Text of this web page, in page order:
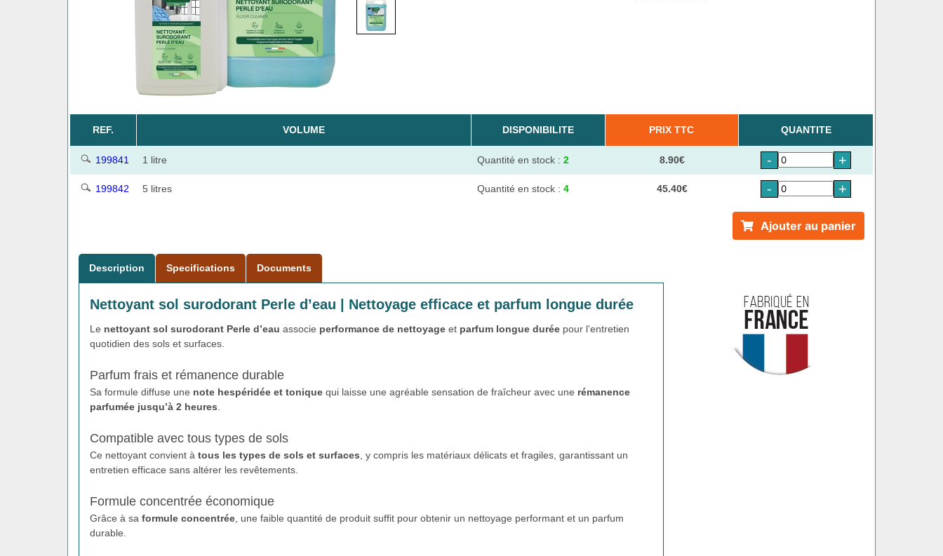
REF. VOLUME DISPONIBILITE PRIX TTC QUANTITE
199841 1 litre Quantité en stock : 2 8.90€ - +
199842 5 litres Quantité en stock : 4 45.40€ - +
Ajouter au panier
Description Specifications Documents
Nettoyant sol surodorant Perle d’eau | Nettoyage efficace et parfum longue durée
Le nettoyant sol surodorant Perle d’eau associe performance de nettoyage et parfum longue durée pour l’entretien
quotidien des sols et surfaces.
Parfum frais et rémanence durable
Sa formule diffuse une note hespéridée et tonique qui laisse une agréable sensation de fraîcheur avec une rémanence
parfumée jusqu’à 2 heures
Compatible avec tous types de sols
Ce nettoyant convient à tous les types de sols et surfaces , y compris les matériaux délicats et fragiles, garantissant un
entretien efficace sans altérer les revêtements.
Formule concentrée économique
Grâce à sa formule concentrée , une faible quantité de produit suffit pour obtenir un nettoyage performant et un parfum
durable.